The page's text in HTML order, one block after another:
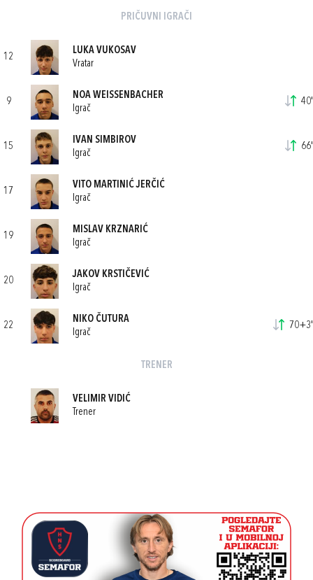
PRIČUVNI IGRAČI
12
LUKA VUKOSAV
Vratar
9
NOA WEISSENBACHER
Igrač
40'
15
IVAN SIMBIROV
Igrač
66'
17
VITO MARTINIĆ JERČIĆ
Igrač
19
MISLAV KRZNARIĆ
Igrač
20
JAKOV KRSTIČEVIĆ
Igrač
22
NIKO ČUTURA
Igrač
70+3'
TRENER
VELIMIR VIDIĆ
Trener